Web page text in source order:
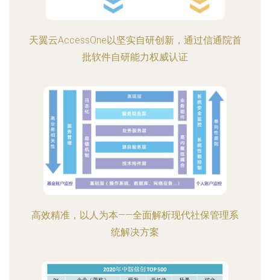
天翼云AccessOne以坚实自研创新，通过信通院首
批软件自研能力权威认证
高效精准，以人为本——全面解析现代社保管理系
统解决方案